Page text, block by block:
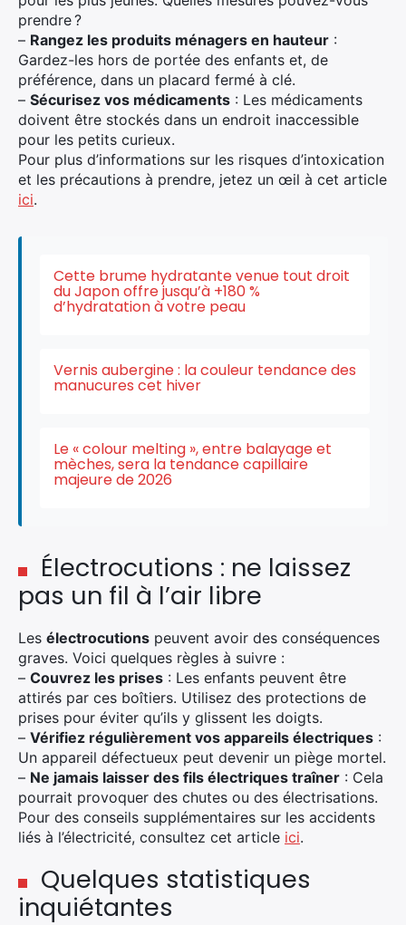
prendre ?
– Rangez les produits ménagers en hauteur :
Gardez-les hors de portée des enfants et, de
préférence, dans un placard fermé à clé.
– Sécurisez vos médicaments : Les médicaments
doivent être stockés dans un endroit inaccessible
pour les petits curieux.
Pour plus d’informations sur les risques d’intoxication
et les précautions à prendre, jetez un œil à cet article
ici.
Cette brume hydratante venue tout droit
du Japon offre jusqu’à +180 %
d’hydratation à votre peau
Vernis aubergine : la couleur tendance des
manucures cet hiver
Le « colour melting », entre balayage et
mèches, sera la tendance capillaire
majeure de 2026
Électrocutions : ne laissez
pas un fil à l’air libre
Les électrocutions peuvent avoir des conséquences
graves. Voici quelques règles à suivre :
– Couvrez les prises : Les enfants peuvent être
attirés par ces boîtiers. Utilisez des protections de
prises pour éviter qu’ils y glissent les doigts.
– Vérifiez régulièrement vos appareils électriques :
Un appareil défectueux peut devenir un piège mortel.
– Ne jamais laisser des fils électriques traîner : Cela
pourrait provoquer des chutes ou des électrisations.
Pour des conseils supplémentaires sur les accidents
liés à l’électricité, consultez cet article ici.
Quelques statistiques
inquiétantes